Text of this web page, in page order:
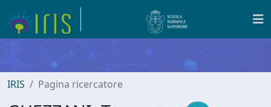
IRIS Pagina ricercatore